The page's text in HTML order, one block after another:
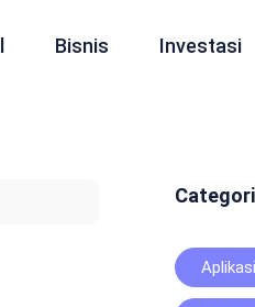
Bisnis Investasi
Aplikasi